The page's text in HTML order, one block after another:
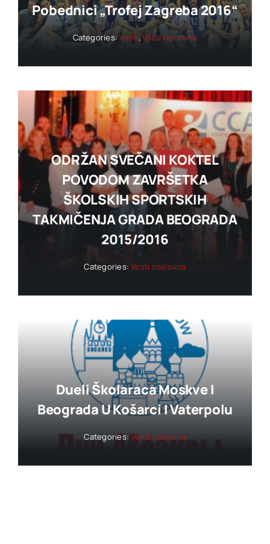
Pobednici „trofej Zagreba 2016“
Categories:Vesti,Vesti naslovna
ODRŽAN SVEČANI KOKTEL
POVODOM ZAVRŠETKA
ŠKOLSKIH SPORTSKIH
TAKMIČENJA GRADA BEOGRADA
2015/2016
Categories:Vesti naslovna
Dueli Školaraca Moskve I
Beograda U Košarci I Vaterpolu
Categories:Vesti naslovna